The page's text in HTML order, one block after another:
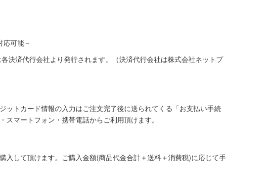
可能－
決済代行会社より発行されます。（決済代行会社は株式会社ネットプ
トカード情報の入力はご注文完了後に送られてくる「お支払い手続
マートフォン・携帯電話からご利用頂けます。
して頂けます。ご購入金額(商品代金合計＋送料＋消費税)に応じて手